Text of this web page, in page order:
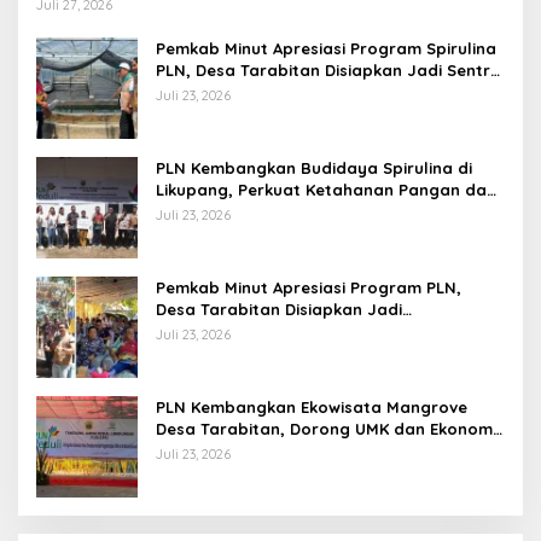
Juli 27, 2026
Pemkab Minut Apresiasi Program Spirulina
PLN, Desa Tarabitan Disiapkan Jadi Sentra
Pangan Berbasis Energi Bersih
Juli 23, 2026
PLN Kembangkan Budidaya Spirulina di
Likupang, Perkuat Ketahanan Pangan dan
Ekonomi Masyarakat
Juli 23, 2026
Pemkab Minut Apresiasi Program PLN,
Desa Tarabitan Disiapkan Jadi
Percontohan Ekowisata Berdaya Saing
Juli 23, 2026
PLN Kembangkan Ekowisata Mangrove
Desa Tarabitan, Dorong UMK dan Ekonomi
Berkelanjutan di Likupang
Juli 23, 2026